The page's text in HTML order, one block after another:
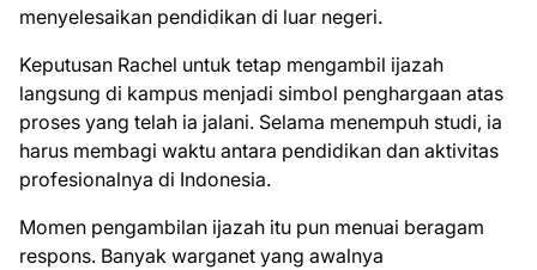
menyelesaikan pendidikan di luar negeri.
Keputusan Rachel untuk tetap mengambil ijazah
langsung di kampus menjadi simbol penghargaan atas
proses yang telah ia jalani. Selama menempuh studi, ia
harus membagi waktu antara pendidikan dan aktivitas
profesionalnya di Indonesia.
Momen pengambilan ijazah itu pun menuai beragam
respons. Banyak warganet yang awalnya